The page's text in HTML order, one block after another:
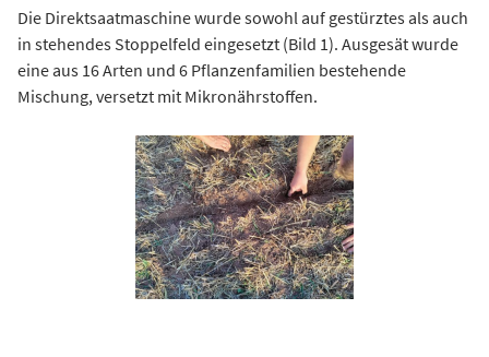
Die Direktsaatmaschine wurde sowohl auf gestürztes als auch
in stehendes Stoppelfeld eingesetzt (Bild 1). Ausgesät wurde
eine aus 16 Arten und 6 Pflanzenfamilien bestehende
Mischung, versetzt mit Mikronährstoffen.